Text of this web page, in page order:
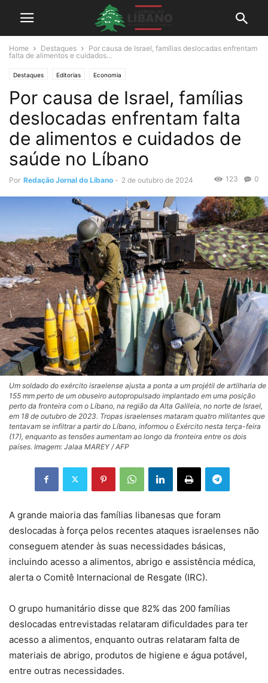
Home Destaques
Por causa de Israel, famílias deslocadas enfrentam
falta de alimentos e cuidados...
Destaques Editorias Economia
Por causa de Israel, famílias
deslocadas enfrentam falta
de alimentos e cuidados de
saúde no Líbano
Por Redação Jornal do Líbano - 2 de outubro de 2024 0
123
Um soldado do exército israelense ajusta a ponta a um projétil de artilharia de
155 mm perto de um obuseiro autopropulsado implantado em uma posição
perto da fronteira com o Líbano, na região da Alta Galileia, no norte de Israel,
em 18 de outubro de 2023. Tropas israelenses mataram quatro militantes que
tentavam se infiltrar a partir do Líbano, informou o Exército nesta terça-feira
(17), enquanto as tensões aumentam ao longo da fronteira entre os dois
países. Imagem: Jalaa MAREY / AFP
A grande maioria das famílias libanesas que foram
deslocadas à força pelos recentes ataques israelenses não
conseguem atender às suas necessidades básicas,
incluindo acesso a alimentos, abrigo e assistência médica,
alerta o Comitê Internacional de Resgate (IRC).
O grupo humanitário disse que 82% das 200 famílias
deslocadas entrevistadas relataram dificuldades para ter
acesso a alimentos, enquanto outras relataram falta de
materiais de abrigo, produtos de higiene e água potável,
entre outras necessidades.